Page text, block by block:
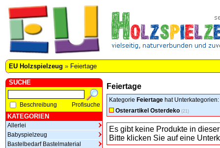
EU Holzspielzeug » Feiertage
SUCHE
Beschreibung Profisuche
KATEGORIEN
Allerlei
Babyspielzeug
Bastelbedarf Bastelmaterial
Feiertage
Kategorie Feiertage hat Unterkategorien:
Osterartikel Osterdeko (21)
Es gibt keine Produkte in
Bitte klicken Sie auf eine